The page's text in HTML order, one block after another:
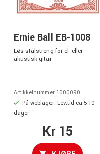
Ernie Ball EB-1008
Løs stålstreng for el- eller
akustisk gitar
Artikkelnummer 1000090
På weblager. Lev.tid ca 5-10
dager
Kr 15